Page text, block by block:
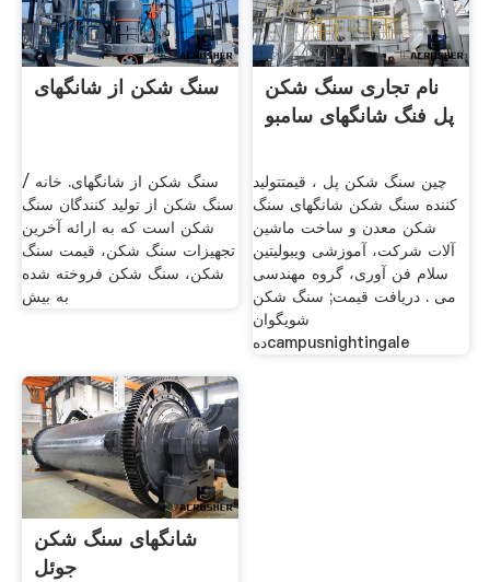
سنگ شکن از شانگهای
سنگ شکن از شانگهای. خانه /
سنگ شکن از تولید کنندگان سنگ
شکن است که به ارائه آخرین
تجهیزات سنگ شکن، قیمت سنگ
شکن، سنگ شکن فروخته شده
به بیش
نام تجاری سنگ شکن
پل فنگ شانگهای سامبو
چین سنگ شکن پل ، قیمتتولید
کننده سنگ شکن شانگهای سنگ
شکن معدن و ساخت ماشین
آلات شرکت، آموزشی ویبولیتین
سلام فن آوری، گروه مهندسی
می . دریافت قیمت; سنگ شکن
شویگوان
دهcampusnightingale
شانگهای سنگ شکن
جوئل